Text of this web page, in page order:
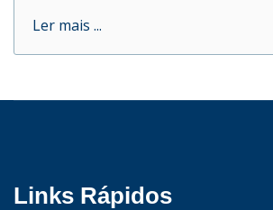
Ler mais ...
Links Rápidos